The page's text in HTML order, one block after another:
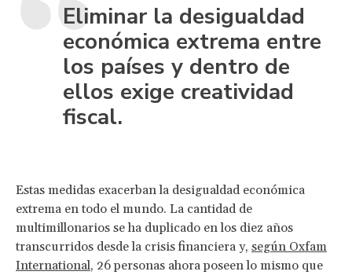
Eliminar la desigualdad
económica extrema entre
los países y dentro de
ellos exige creatividad
fiscal.
Estas medidas exacerban la desigualdad económica
extrema en todo el mundo. La cantidad de
multimillonarios se ha duplicado en los diez años
transcurridos desde la crisis financiera y, según Oxfam
International, 26 personas ahora poseen lo mismo que